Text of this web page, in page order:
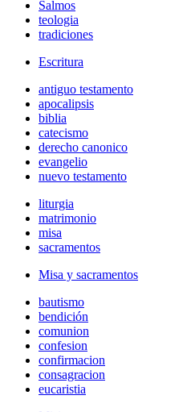
Salmos
teologia
tradiciones
Escritura
antiguo testamento
apocalipsis
biblia
catecismo
derecho canonico
evangelio
nuevo testamento
liturgia
matrimonio
misa
sacramentos
Misa y sacramentos
bautismo
bendición
comunion
confesion
confirmacion
consagracion
eucaristia